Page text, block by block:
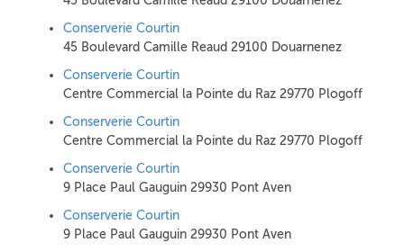
Conserverie Courtin
45 Boulevard Camille Reaud 29100 Douarnenez
Conserverie Courtin
Centre Commercial la Pointe du Raz 29770 Plogoff
Conserverie Courtin
Centre Commercial la Pointe du Raz 29770 Plogoff
Conserverie Courtin
9 Place Paul Gauguin 29930 Pont Aven
Conserverie Courtin
9 Place Paul Gauguin 29930 Pont Aven